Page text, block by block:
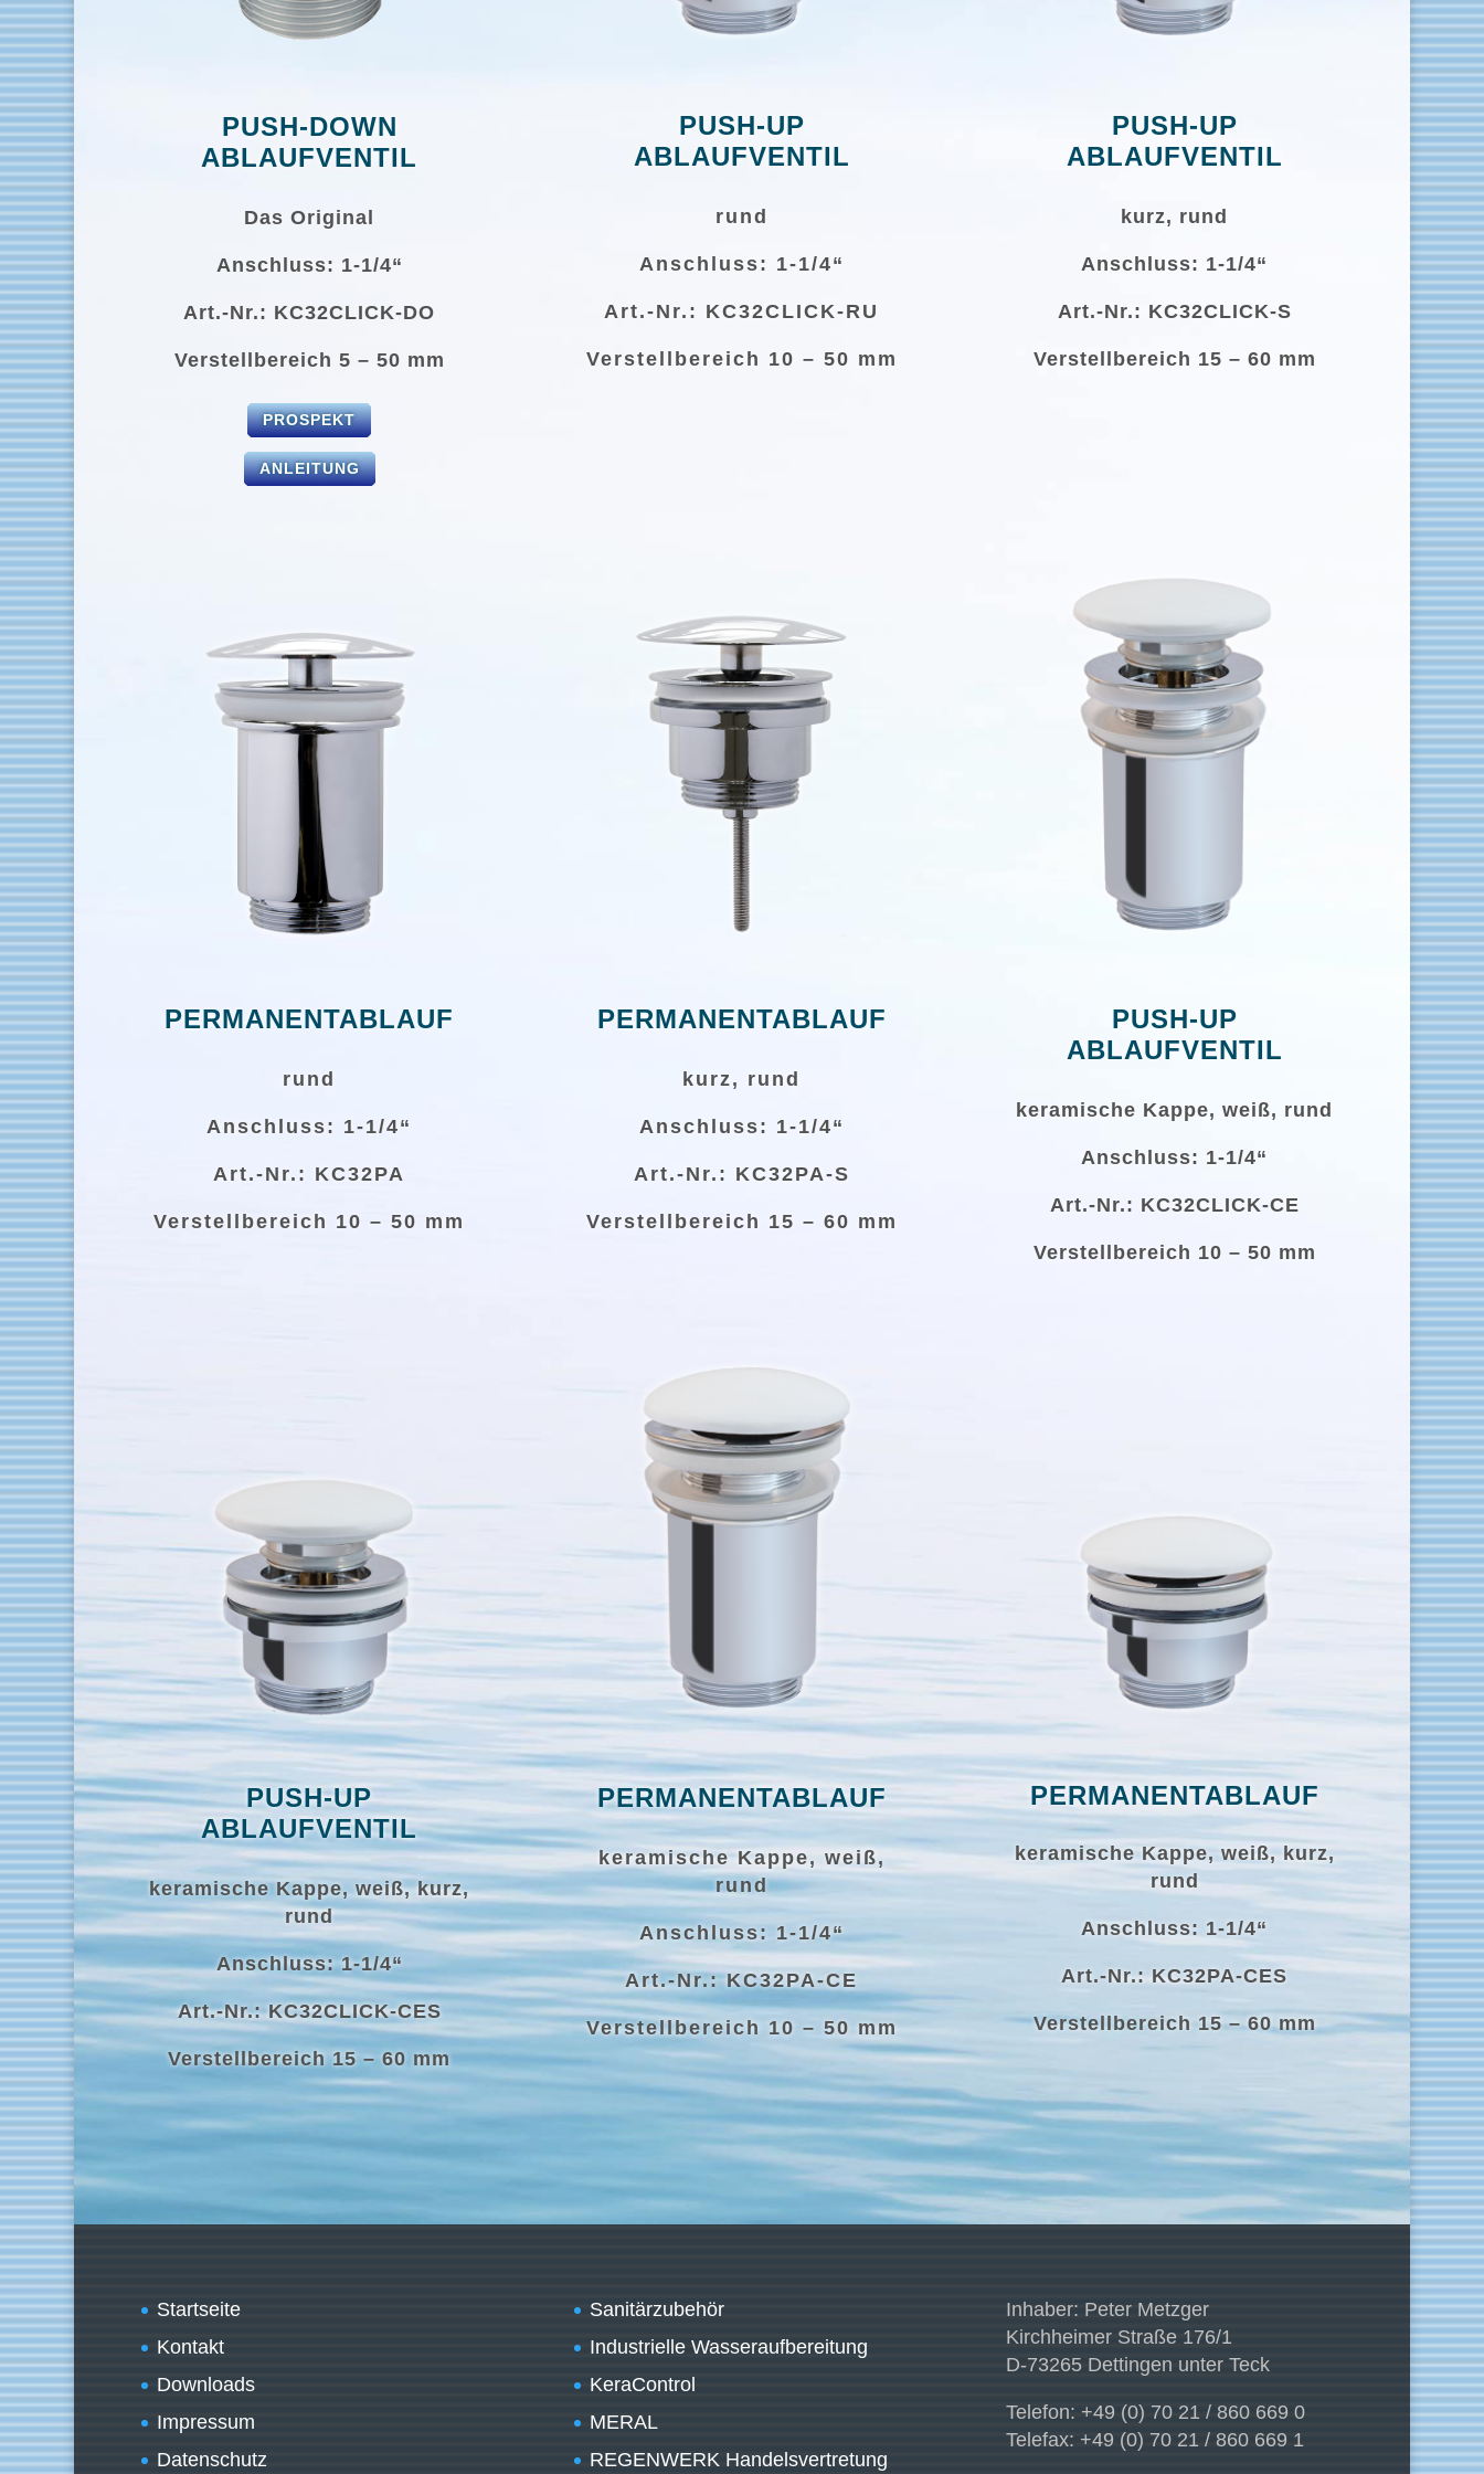
PUSH-DOWN
ABLAUFVENTIL
Das Original
Anschluss: 1-1/4“
Art.-Nr.: KC32CLICK-DO
Verstellbereich 5 – 50 mm
PROSPEKT
ANLEITUNG
PUSH-UP
ABLAUFVENTIL
rund
Anschluss: 1-1/4“
Art.-Nr.: KC32CLICK-RU
Verstellbereich 10 – 50 mm
PUSH-UP
ABLAUFVENTIL
kurz, rund
Anschluss: 1-1/4“
Art.-Nr.: KC32CLICK-S
Verstellbereich 15 – 60 mm
PERMANENTABLAUF
rund
Anschluss: 1-1/4“
Art.-Nr.: KC32PA
Verstellbereich 10 – 50 mm
PERMANENTABLAUF
kurz, rund
Anschluss: 1-1/4“
Art.-Nr.: KC32PA-S
Verstellbereich 15 – 60 mm
PUSH-UP
ABLAUFVENTIL
keramische Kappe, weiß, rund
Anschluss: 1-1/4“
Art.-Nr.: KC32CLICK-CE
Verstellbereich 10 – 50 mm
PUSH-UP
ABLAUFVENTIL
keramische Kappe, weiß, kurz,
rund
Anschluss: 1-1/4“
Art.-Nr.: KC32CLICK-CES
Verstellbereich 15 – 60 mm
PERMANENTABLAUF
keramische Kappe, weiß,
rund
Anschluss: 1-1/4“
Art.-Nr.: KC32PA-CE
Verstellbereich 10 – 50 mm
PERMANENTABLAUF
keramische Kappe, weiß, kurz,
rund
Anschluss: 1-1/4“
Art.-Nr.: KC32PA-CES
Verstellbereich 15 – 60 mm
Startseite
Kontakt
Downloads
Impressum
Datenschutz
Sanitärzubehör
Industrielle Wasseraufbereitung
KeraControl
MERAL
REGENWERK Handelsvertretung
Inhaber: Peter Metzger
Kirchheimer Straße 176/1
D-73265 Dettingen unter Teck
Telefon: +49 (0) 70 21 / 860 669 0
Telefax: +49 (0) 70 21 / 860 669 1